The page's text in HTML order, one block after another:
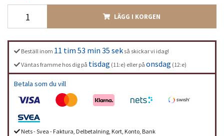
LÄGG I KORGEN
Beställ inom 11 tim 53 min 35 sek så skickar vi idag!
Väntas framme hos dig på tisdag (11:e) eller på onsdag (12:e)
Betala som du vill
Nets - Svea - Faktura, Delbetalning, Kort, Konto, Bank